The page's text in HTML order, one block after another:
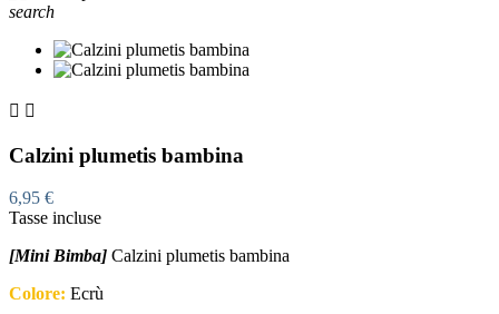
search
 
Calzini plumetis bambina
6,95 €
Tasse incluse
[Mini Bimba] Calzini plumetis bambina
Colore: Ecrù